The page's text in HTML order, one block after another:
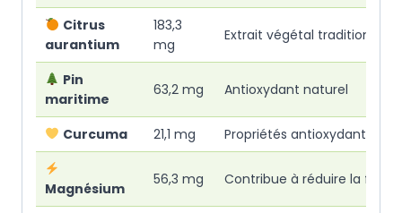
Citrus
aurantium
183,3
mg
Extrait végétal traditionnel
Pin
maritime
63,2 mg Antioxydant naturel
Curcuma 21,1 mg Propriétés antioxydantes
Magnésium
56,3 mg Contribue à réduire la